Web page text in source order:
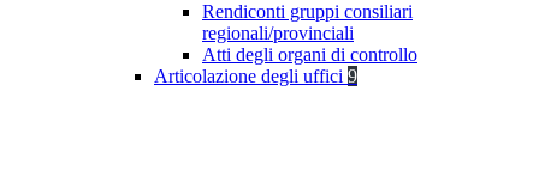
Rendiconti gruppi consiliari
regionali/provinciali
Atti degli organi di controllo
Articolazione degli uffici 9